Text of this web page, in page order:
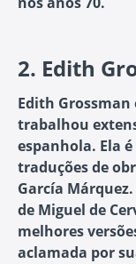
2. Edith
Edith
trabalhou
espanhola. Ela
traduções de
García
de Miguel de
melhores
aclamada por